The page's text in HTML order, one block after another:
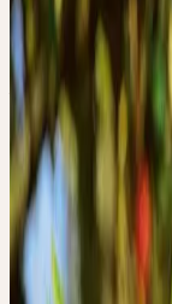
Bremse gegen das
noch werden will.
— es tut es nur
Sommer
AUGENTROST